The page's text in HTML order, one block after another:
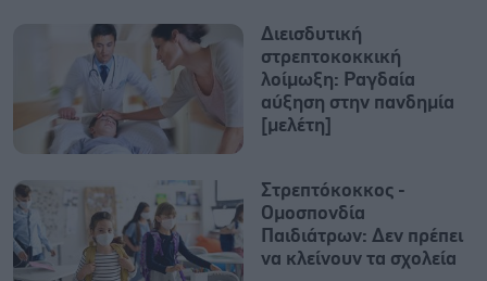
Διεισδυτική
στρεπτοκοκκική
λοίμωξη: Ραγδαία
αύξηση στην πανδημία
[μελέτη]
Στρεπτόκοκκος -
Ομοσπονδία
Παιδιάτρων: Δεν πρέπει
να κλείνουν τα σχολεία